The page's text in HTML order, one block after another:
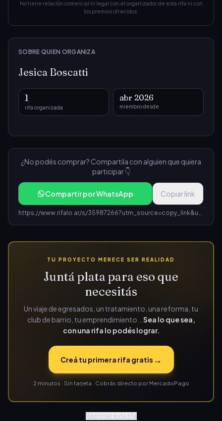
No tiene relación comercial ni legal con el organizador de esta rifa ni con
los premios ofrecidos.
SOBRE QUIEN ORGANIZA
Jesica Boscatti
1
rifa organizada
abr 2026
miembro desde
¿No podés comprar? Compartila con alguien que quiera
participar 👇
Compartir por WhatsApp Copiar link
https://www.rifalo.ar/s/35987266?utm_source=copy_link&utm_medium=share&utm_campaign=rifa_35987266-bd3b-4175-9b49-ee4a74860c8a
TU PROYECTO MERECE SER REALIDAD
Juntá plata para eso que
necesitás
Un viaje de egresados, un tratamiento, una reforma, tu
club de barrio, tu emprendimiento... Sea lo que sea,
con una rifa lo podés lograr.
Creá tu primera rifa gratis →
2 minutos · Sin tarjeta · Cobrás directo por MercadoPago
Reportar esta rifa